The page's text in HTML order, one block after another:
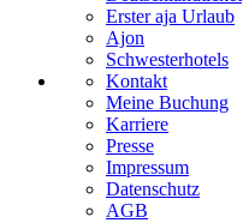
Erster aja Urlaub
Ajon
Schwesterhotels
Kontakt
Meine Buchung
Karriere
Presse
Impressum
Datenschutz
AGB